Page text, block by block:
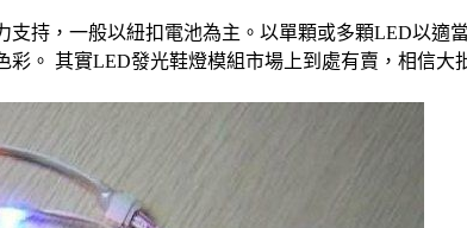
持，一般以紐扣電池為主。以單顆或多顆LED以
。 其實LED發光鞋燈模組市場上到處有賣，相信